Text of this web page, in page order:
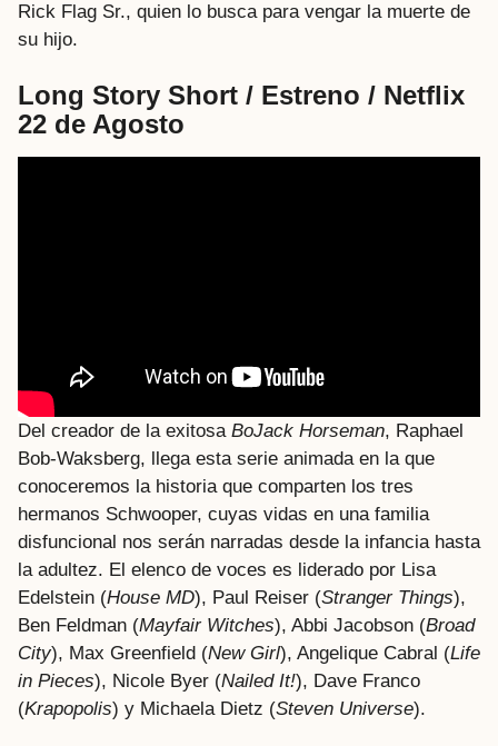
Rick Flag Sr., quien lo busca para vengar la muerte de
su hijo.
Long Story Short / Estreno / Netflix
22 de Agosto
Del creador de la exitosaBoJack Horseman, Raphael
Bob-Waksberg, llega esta serie animada en la que
conoceremos la historia que comparten los tres
hermanos Schwooper, cuyas vidas en una familia
disfuncional nos serán narradas desde la infancia hasta
la adultez. El elenco de voces es liderado por Lisa
Edelstein (House MD), Paul Reiser (Stranger Things),
Ben Feldman (Mayfair Witches), Abbi Jacobson (Broad
City), Max Greenfield (New Girl), Angelique Cabral (Life
in Pieces), Nicole Byer (Nailed It!), Dave Franco
(Krapopolis) y Michaela Dietz (Steven Universe).